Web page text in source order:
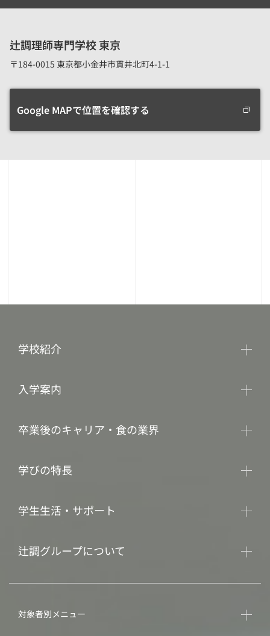
辻調理師専門学校 東京
〒184-0015 東京都小金井市貫井北町4-1-1
Google MAPで位置を確認する
学校紹介
入学案内
卒業後のキャリア・食の業界
学びの特長
学生生活・サポート
辻調グループについて
対象者別メニュー